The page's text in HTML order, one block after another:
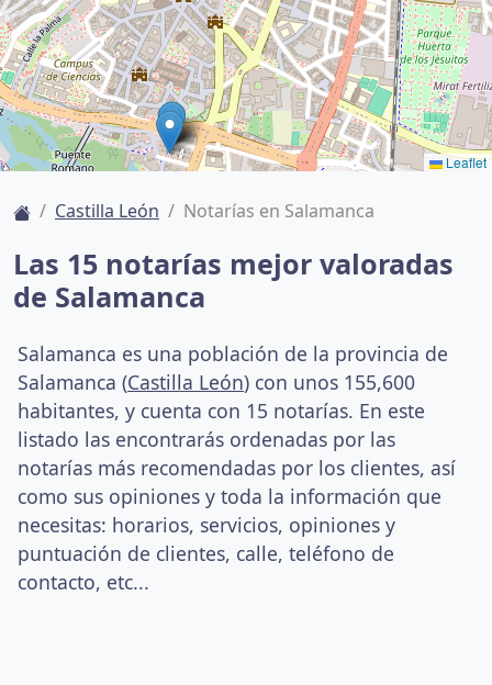
Leaflet
Castilla León Notarías en Salamanca
Las 15 notarías mejor valoradas
de Salamanca
Salamanca es una población de la provincia de
Salamanca (Castilla León) con unos 155,600
habitantes, y cuenta con 15 notarías. En este
listado las encontrarás ordenadas por las
notarías más recomendadas por los clientes, así
como sus opiniones y toda la información que
necesitas: horarios, servicios, opiniones y
puntuación de clientes, calle, teléfono de
contacto, etc...